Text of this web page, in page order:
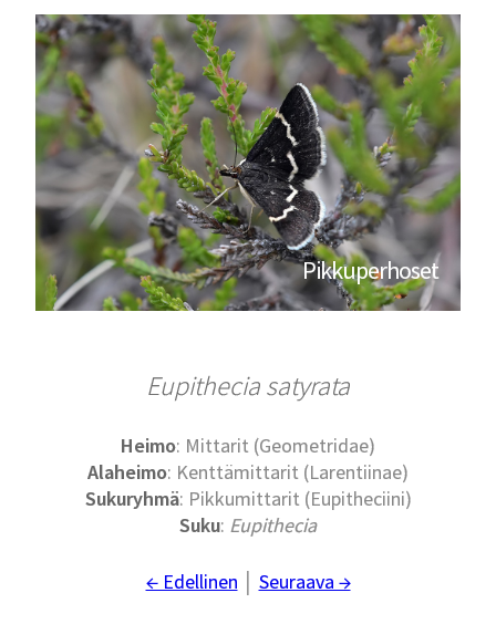
Pikkuperhoset
Eupithecia satyrata
Heimo: Mittarit (Geometridae)
Alaheimo: Kenttämittarit (Larentiinae)
Sukuryhmä: Pikkumittarit (Eupitheciini)
Suku: Eupithecia
← Edellinen Seuraava →